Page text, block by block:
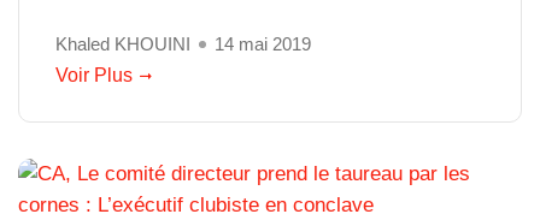
Khaled KHOUINI
14 mai 2019
Voir Plus